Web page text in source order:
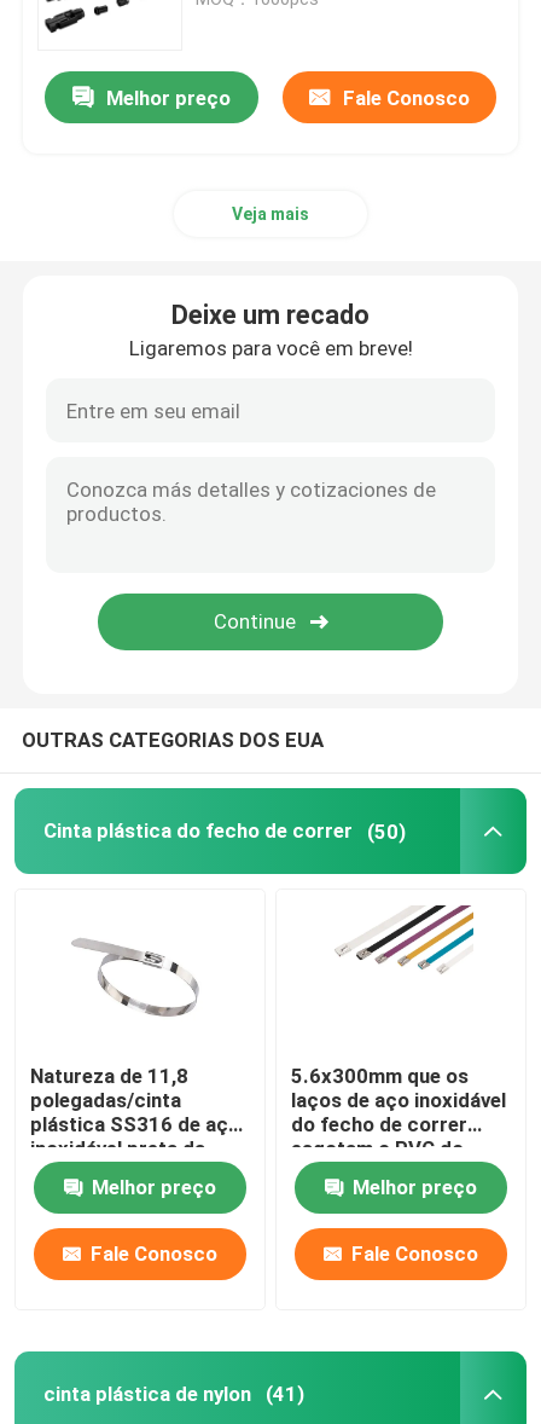
Glândula de cabo elétrico
Selo plástico da segurança
ferramentas da cinta plástica
Melhor preço Fale Conosco
Veja mais
Deixe um recado
Ligaremos para você em breve!
OUTRAS CATEGORIAS DOS EUA
Cinta plástica do fecho de correr (50)
Natureza de 11,8
polegadas/cinta
plástica SS316 de aço
inoxidável preta da
cinta plástica
4.6*300mmMelhor preço
Fale Conosco
5.6x300mm que os
laços de aço inoxidável
do fecho de correr
esgotam o PVC do
encabeçamento da
tubulação revestiu
cintas plásticas dos
SS
Melhor preço
Fale Conosco
cinta plástica de nylon (41)